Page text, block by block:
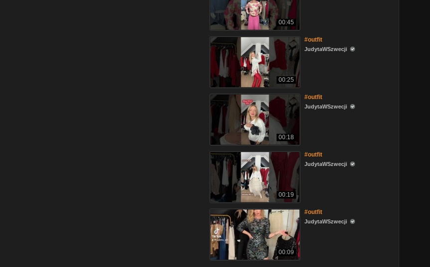
00:45
00:25
#outfit
JudytaWSzwecji
00:18
#outfit
JudytaWSzwecji
00:19
#outfit
JudytaWSzwecji
00:09
#outfit
JudytaWSzwecji